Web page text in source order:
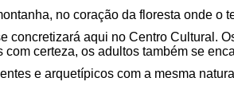
no coração da floresta onde o
concretizará aqui no Centro Cultural.
certeza, os adultos também se
e arquetípicos com a mesma